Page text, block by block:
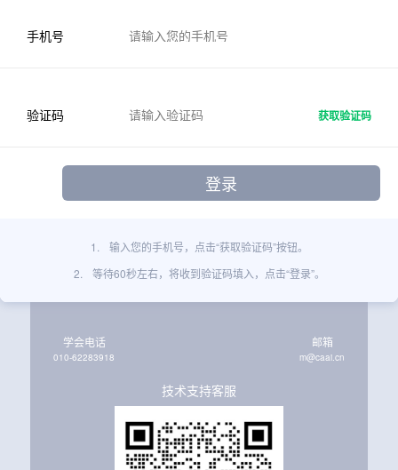
手机号
验证码 获取验证码
1.
输入您的手机号，点击“获取验证码”按钮。
2.
等待60秒左右，将收到验证码填入，点击“登录”。
学会电话
010-62283918
邮箱
m@caai.cn
技术支持客服